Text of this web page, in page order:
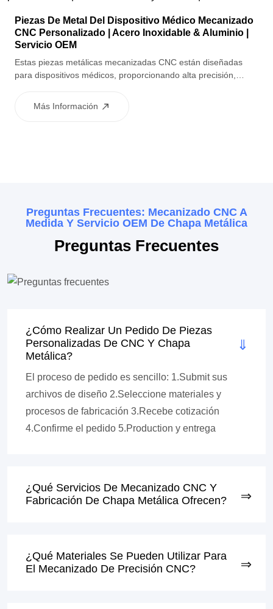
Piezas De Metal Del Dispositivo Médico Mecanizado
CNC Personalizado | Acero Inoxidable & Aluminio |
Servicio OEM
Estas piezas metálicas mecanizadas CNC están diseñadas
para dispositivos médicos, proporcionando alta precisión,
componentes estructurales, carcasas y conectores utilizados
Más Información
Preguntas Frecuentes: Mecanizado CNC A
Medida Y Servicio OEM De Chapa Metálica
Preguntas Frecuentes
¿Cómo Realizar Un Pedido De Piezas
Personalizadas De CNC Y Chapa
Metálica?
El proceso de pedido es sencillo: 1.Submit sus
archivos de diseño 2.Seleccione materiales y
procesos de fabricación 3.Recebe cotización
4.Confirme el pedido 5.Production y entrega
¿Qué Servicios De Mecanizado CNC Y
Fabricación De Chapa Metálica Ofrecen?
¿Qué Materiales Se Pueden Utilizar Para
El Mecanizado De Precisión CNC?